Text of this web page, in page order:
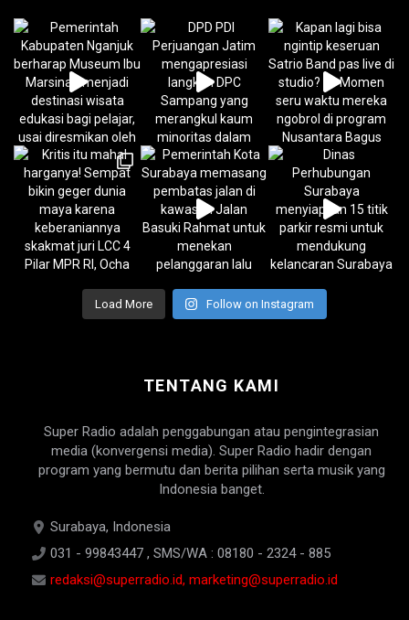
Load More Follow on Instagram
TENTANG KAMI
Super Radio adalah penggabungan atau pengintegrasian
media (konvergensi media). Super Radio hadir dengan
program yang bermutu dan berita pilihan serta musik yang
Indonesia banget.
Surabaya, Indonesia
031 - 99843447 , SMS/WA : 08180 - 2324 - 885
redaksi@superradio.id, marketing@superradio.id